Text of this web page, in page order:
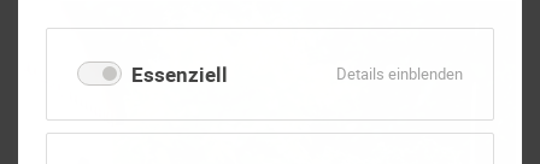
Essenziell Details einblendenfür